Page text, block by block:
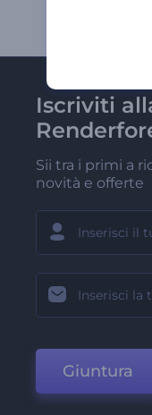
Iscriviti
Sii tra i primi a
novità e offerte
Giuntura